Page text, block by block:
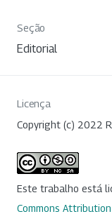
Seção
Editorial
Licença
Copyright (c) 2022
Este trabalho está
Commons